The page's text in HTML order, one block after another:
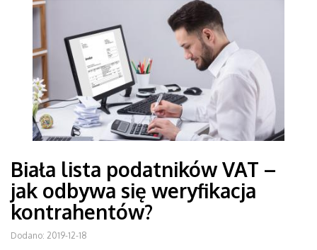
Biała lista podatników VAT –
jak odbywa się weryfikacja
kontrahentów?
Dodano: 2019-12-18